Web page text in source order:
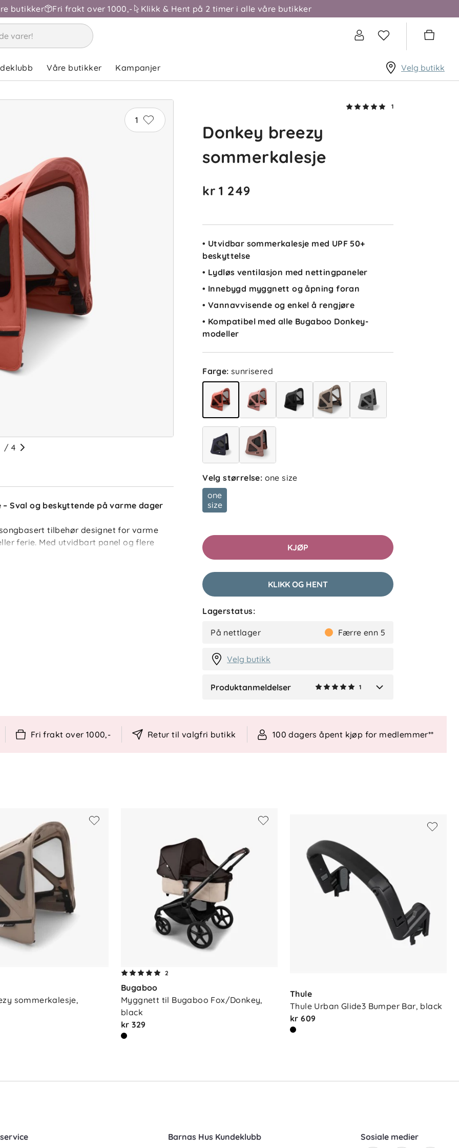
butikker Fri frakt over 1000,- Klikk & Hent på 2 timer i alle våre butikker
Våre butikker Kampanjer Velg butikk
1
/ 4
Sval og beskyttende på varme dager
tilbehør designet for varme
ferie. Med utvidbart panel og flere
mot solens stråler
1
Donkey breezy
sommerkalesje
kr 1 249
• Utvidbar sommerkalesje med UPF 50+
beskyttelse
• Lydløs ventilasjon med nettingpaneler
• Innebygd myggnett og åpning foran
• Vannavvisende og enkel å rengjøre
• Kompatibel med alle Bugaboo Donkey-
modeller
Farge: sunrisered
Velg størrelse: one size
one
size
KJØP
KLIKK OG HENT
Lagerstatus:
På nettlager Færre enn 5
Velg butikk
Produktanmeldelser 1
basert på 1 anmeldelse1
Anmeldelser (1)
Filtrer etter
TS
Fri frakt over 1000,- Retur til valgfri butikk 100 dagers åpent kjøp for medlemmer**
sommerkalesje,
2
Bugaboo
Myggnett til Bugaboo Fox/Donkey,
black
kr 329
Thule
Thule Urban Glide3 Bumper Bar, black
kr 609
Barnas Hus Kundeklubb Sosiale medier